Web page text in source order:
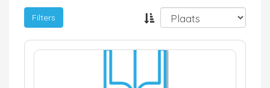
Filters